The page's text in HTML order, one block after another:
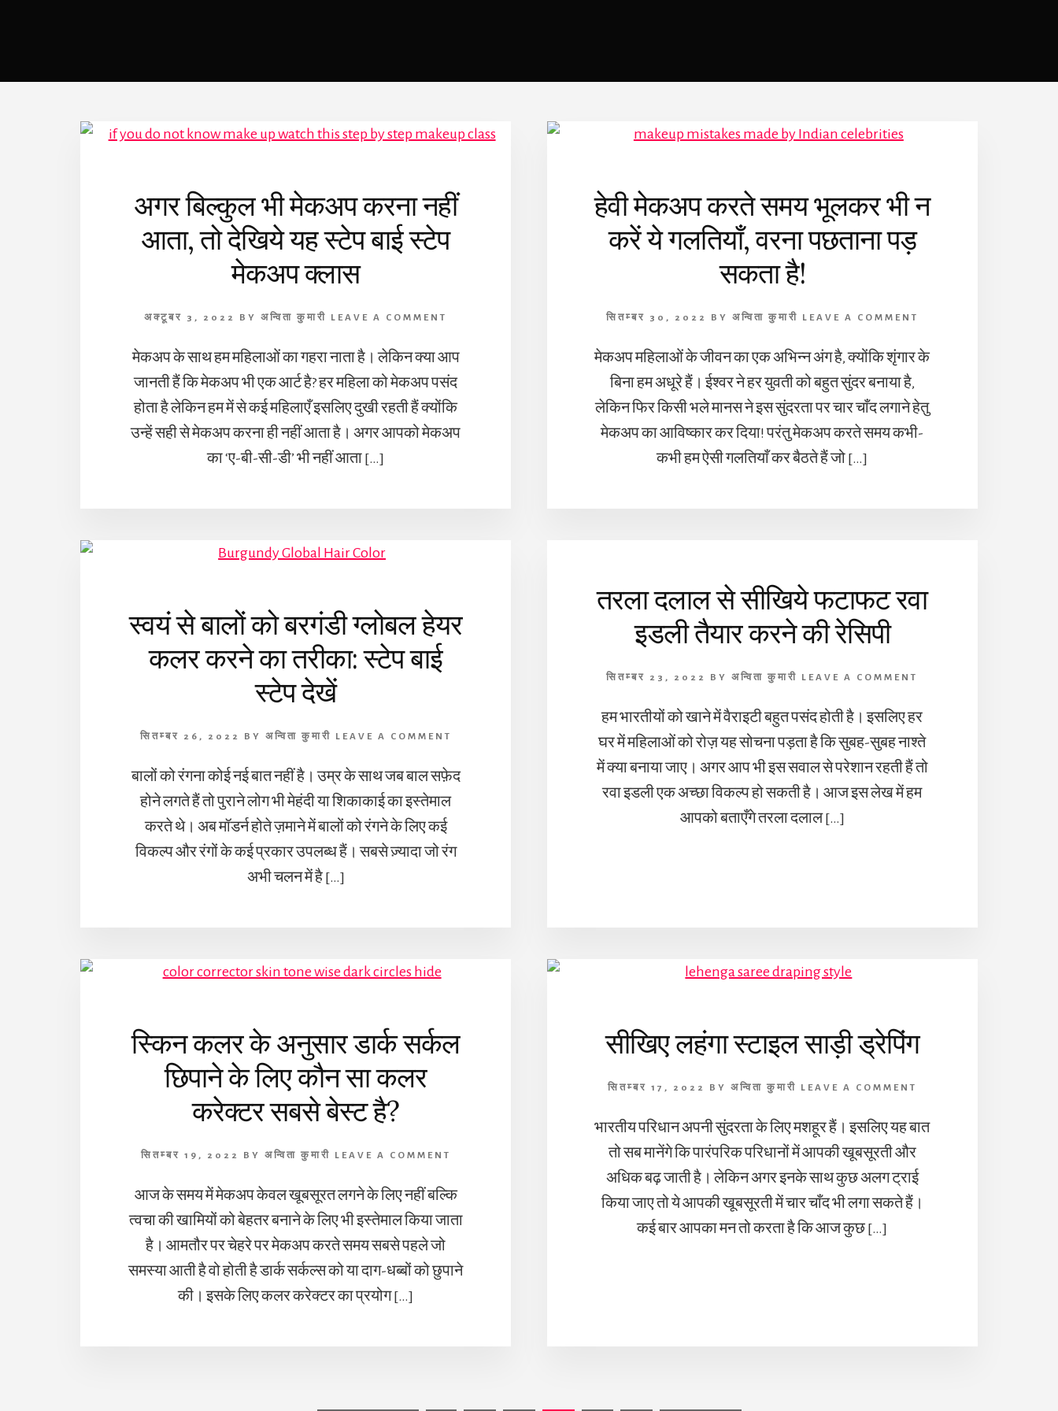
अगर बिल्कुल भी मेकअप करना नहीं
आता, तो देखिये यह स्टेप बाई स्टेप
मेकअप क्लास
अक्टूबर 3, 2022 BYअन्विता कुमारी LEAVE A COMMENT
मेकअप के साथ हम महिलाओं का गहरा नाता है। लेकिन क्या आप
जानती हैं कि मेकअप भी एक आर्ट है? हर महिला को मेकअप पसंद
होता है लेकिन हम में से कई महिलाएँ इसलिए दुखी रहती हैं क्योंकि
उन्हें सही से मेकअप करना ही नहीं आता है। अगर आपको मेकअप
का ‘ए-बी-सी-डी’ भी नहीं आता […]
हेवी मेकअप करते समय भूलकर भी न
करें ये गलतियाँ, वरना पछताना पड़
सकता है!
सितम्बर 30, 2022 BY अन्विता कुमारी LEAVE A COMMENT
मेकअप महिलाओं के जीवन का एक अभिन्न अंग है, क्योंकि शृंगार के
बिना हम अधूरे हैं। ईश्वर ने हर युवती को बहुत सुंदर बनाया है,
लेकिन फिर किसी भले मानस ने इस सुंदरता पर चार चाँद लगाने हेतु
मेकअप का आविष्कार कर दिया! परंतु मेकअप करते समय कभी-
कभी हम ऐसी गलतियाँ कर बैठते हैं जो […]
स्वयं से बालों को बरगंडी ग्लोबल हेयर
कलर करने का तरीका: स्टेप बाई
स्टेप देखें
सितम्बर 26, 2022 BY अन्विता कुमारी LEAVE A COMMENT
बालों को रंगना कोई नई बात नहीं है। उम्र के साथ जब बाल सफ़ेद
होने लगते हैं तो पुराने लोग भी मेहंदी या शिकाकाई का इस्तेमाल
करते थे। अब मॉडर्न होते ज़माने में बालों को रंगने के लिए कई
विकल्प और रंगों के कई प्रकार उपलब्ध हैं। सबसे ज़्यादा जो रंग
अभी चलन में है […]
तरला दलाल से सीखिये फटाफट रवा
इडली तैयार करने की रेसिपी
सितम्बर 23, 2022 BYअन्विता कुमारी LEAVE A COMMENT
हम भारतीयों को खाने में वैराइटी बहुत पसंद होती है। इसलिए हर
घर में महिलाओं को रोज़ यह सोचना पड़ता है कि सुबह-सुबह नाश्ते
में क्या बनाया जाए। अगर आप भी इस सवाल से परेशान रहती हैं तो
रवा इडली एक अच्छा विकल्प हो सकती है। आज इस लेख में हम
आपको बताएँगे तरला दलाल […]
स्किन कलर के अनुसार डार्क सर्कल
छिपाने के लिए कौन सा कलर
करेक्टर सबसे बेस्ट है?
सितम्बर 19, 2022 BY अन्विता कुमारी LEAVE A COMMENT
आज के समय में मेकअप केवल खूबसूरत लगने के लिए नहीं बल्कि
त्वचा की खामियों को बेहतर बनाने के लिए भी इस्तेमाल किया जाता
है। आमतौर पर चेहरे पर मेकअप करते समय सबसे पहले जो
समस्या आती है वो होती है डार्क सर्कल्स को या दाग-धब्बों को छुपाने
की। इसके लिए कलर करेक्टर का प्रयोग […]
सीखिए लहंगा स्टाइल साड़ी ड्रेपिंग
सितम्बर 17, 2022 BY अन्विता कुमारी LEAVE A COMMENT
भारतीय परिधान अपनी सुंदरता के लिए मशहूर हैं। इसलिए यह बात
तो सब मानेंगे कि पारंपरिक परिधानों में आपकी खूबसूरती और
अधिक बढ़ जाती है। लेकिन अगर इनके साथ कुछ अलग ट्राई
किया जाए तो ये आपकी खूबसूरती में चार चाँद भी लगा सकते हैं।
कई बार आपका मन तो करता है कि आज कुछ […]